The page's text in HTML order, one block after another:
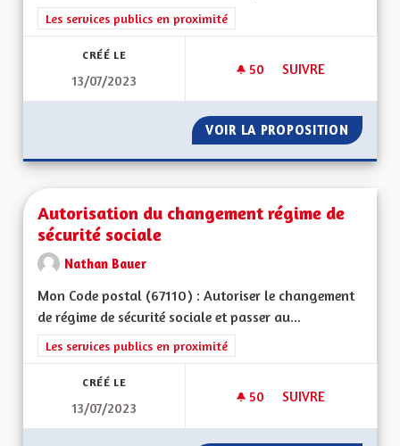
Filtrer les résultats de la catégorie : Les services publics en
Les services publics en proximité
CRÉÉ LE
13/07/2023
50 50 ABONNÉS
SUIVRE
VOIR LA PROPOSITION
Autorisation du changement régime de
sécurité sociale
Nathan Bauer
Mon Code postal (67110) : Autoriser le changement
de régime de sécurité sociale et passer au...
Filtrer les résultats de la catégorie : Les services publics en
Les services publics en proximité
CRÉÉ LE
13/07/2023
50 50 ABONNÉS
SUIVRE